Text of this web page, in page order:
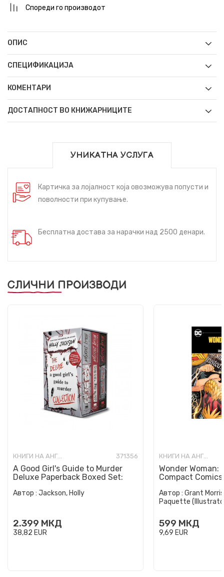
Спореди го производот
ОПИС
СПЕЦИФИКАЦИЈА
КОМЕНТАРИ
ДОСТАПНОСТ ВО КНИЖАРНИЦИТЕ
УНИКАТНА УСЛУГА
Картичка за лојалност која овозможува попусти и
поволности при купување.
Бесплатна достава за нарачки над 2500 денари.
СЛИЧНИ ПРОИЗВОДИ
КНИГИ НА АНГЛИСКИ ЈАЗИК 371356
A Good Girl's Guide to Murder
Deluxe Paperback Boxed Set:
Автор : Jackson, Holly
2.399 МКД
38,82 EUR
КНИГИ НА АНГЛИСКИ ЈАЗИК
Wonder Woman:
Compact
Автор : Grant
Paquette
599 МКД
9,69 EUR